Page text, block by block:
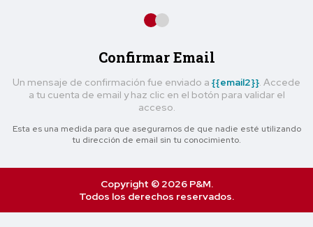
Confirmar Email
Un mensaje de confirmación fue enviado a {{email2}}. Accede
a tu cuenta de email y haz clic en el botón para validar el
acceso.
Esta es una medida para que asegurarnos de que nadie esté utilizando
tu dirección de email sin tu conocimiento.
Copyright © 2026 P&M.
Todos los derechos reservados.